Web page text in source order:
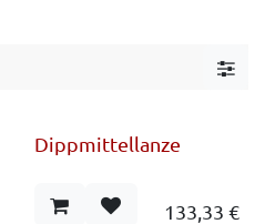
Dippmittellanze
133,33 €